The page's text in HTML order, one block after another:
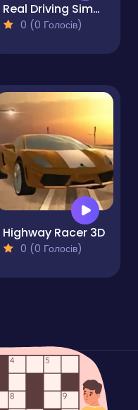
Real Driving Simulator
0 (0 Голосів)
Highway Racer 3D
0 (0 Голосів)